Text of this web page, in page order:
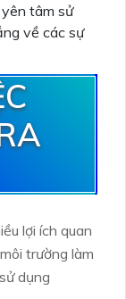
tâm sử
về các sự
lợi ích quan
trường làm
dụng